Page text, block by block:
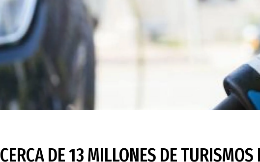
CERCA DE 13 MILLONES DE TURISMOS